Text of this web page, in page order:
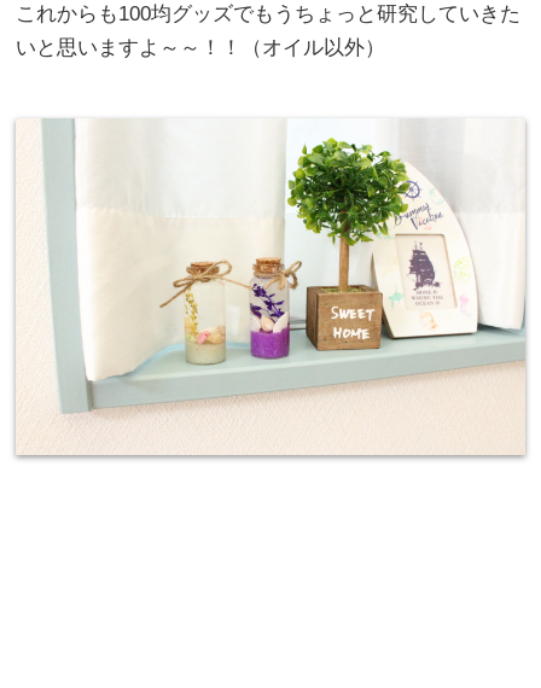
これからも100均グッズでもうちょっと研究していきた
いと思いますよ～～！！（オイル以外）